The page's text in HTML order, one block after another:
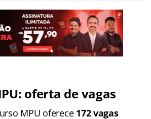
oferta de vagas
MPU oferece 172 vagas